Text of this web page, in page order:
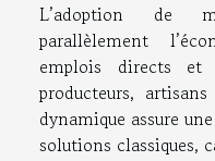
L’adoption de
parallèlement
emplois directs
producteurs,
dynamique assure
solutions classiques,